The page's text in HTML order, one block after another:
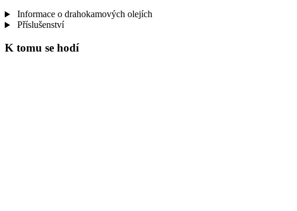
Informace o drahokamových olejích
Příslušenství
K tomu se hodí